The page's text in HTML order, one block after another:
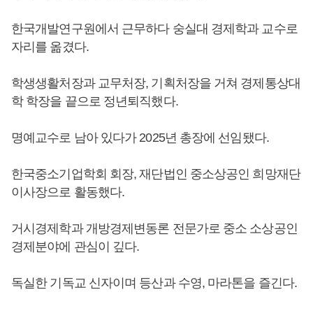
한국개발연구원에서 근무하다 숭실대 경제학과 교수로
자리를 옮겼다.
학생생활처장과 교무처장, 기획처장을 거쳐 경제통상대
학 학장을 끝으로 정년퇴직했다.
명예교수로 남아 있다가 2025년 총장에 선임됐다.
한국중소기업학회 회장, 재단법인 중소상공인 희망재단
이사장으로 활동했다.
거시경제학과 개방경제변동론 전문가로 중소 소상공인
경제분야에 관심이 깊다.
독실한 기독교 신자이며 등산과 수영, 마라톤을 즐긴다.